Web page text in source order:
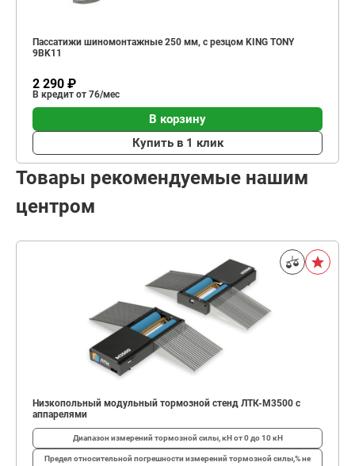
Пассатижи шиномонтажные 250 мм, с резцом KING TONY
9BK11
2 290 ₽
В кредит от 76/мес
В корзину
Купить в 1 клик
Товары рекомендуемые нашим
центром
Низкопольный модульный тормозной стенд ЛТК-М3500 с
аппарелями
Диапазон измерений тормозной силы, кНот 0 до 10 кН
Предел относительной погрешности измерений тормозной силы,%не